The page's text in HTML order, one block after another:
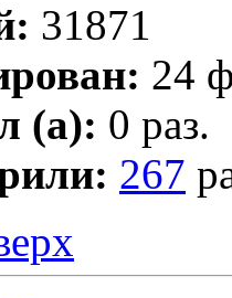
31871
24
(а): 0 раз.
267